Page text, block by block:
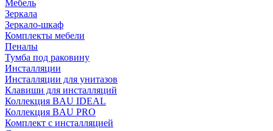
Мебель
Зеркала
Зеркало-шкаф
Комплекты мебели
Пеналы
Тумба под раковину
Инсталляции
Инсталляции для унитазов
Клавиши для инсталляций
Коллекция BAU IDEAL
Коллекция BAU PRO
Комплект с инсталляцией